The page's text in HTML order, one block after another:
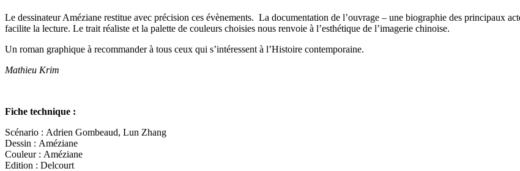
Le dessinateur Améziane restitue avec précision ces évènements. La documentation de l’ouvrage – une biographie des principaux
facilite la lecture. Le trait réaliste et la palette de couleurs choisies nous renvoie à l’esthétique de l’imagerie chinoise.
Un roman graphique à recommander à tous ceux qui s’intéressent à l’Histoire contemporaine.
Mathieu Krim
Fiche technique :
Scénario : Adrien Gombeaud, Lun Zhang
Dessin : Améziane
Couleur : Améziane
Edition : Delcourt